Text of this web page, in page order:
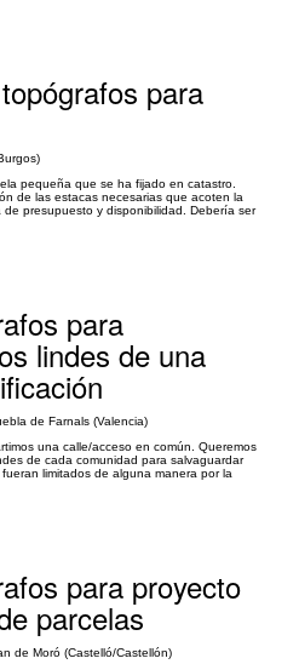
para
pequeña que se ha fijado en catastro.
de las estacas necesarias que acoten la
presupuesto y disponibilidad. Debería ser
para
lindes de una
de Farnals (Valencia)
una calle/acceso en común. Queremos
de cada comunidad para salvaguardar
limitados de alguna manera por la
para proyecto
parcelas
de Moró (Castelló/Castellón)